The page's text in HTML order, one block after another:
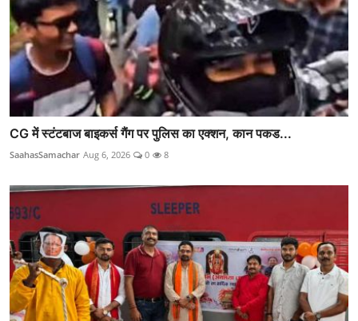
CG में स्टंटबाज बाइकर्स गैंग पर पुलिस का एक्शन, कान पकड...
SaahasSamachar Aug 6, 2026 0 8